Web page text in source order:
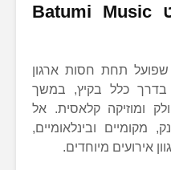
Batumi Music
תחת חסות ארגון
בדרך כלל בקיץ, במשך
ומוזיקה קלאסית. אל
מקומיים ובינלאומיים,
אירועים מיוחדים.